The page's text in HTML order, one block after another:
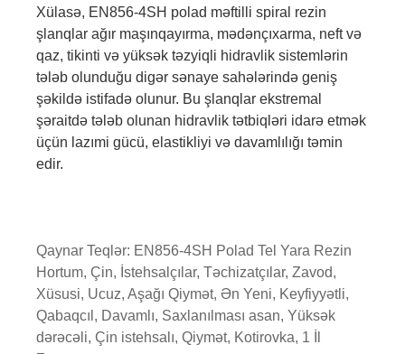
Xülasə, EN856-4SH polad məftilli spiral rezin
şlanqlar ağır maşınqayırma, mədənçıxarma, neft və
qaz, tikinti və yüksək təzyiqli hidravlik sistemlərin
tələb olunduğu digər sənaye sahələrində geniş
şəkildə istifadə olunur. Bu şlanqlar ekstremal
şəraitdə tələb olunan hidravlik tətbiqləri idarə etmək
üçün lazımi gücü, elastikliyi və davamlılığı təmin
edir.
Qaynar Teqlər: EN856-4SH Polad Tel Yara Rezin
Hortum, Çin, İstehsalçılar, Təchizatçılar, Zavod,
Xüsusi, Ucuz, Aşağı Qiymət, Ən Yeni, Keyfiyyətli,
Qabaqcıl, Davamlı, Saxlanılması asan, Yüksək
dərəcəli, Çin istehsalı, Qiymət, Kotirovka, 1 İl